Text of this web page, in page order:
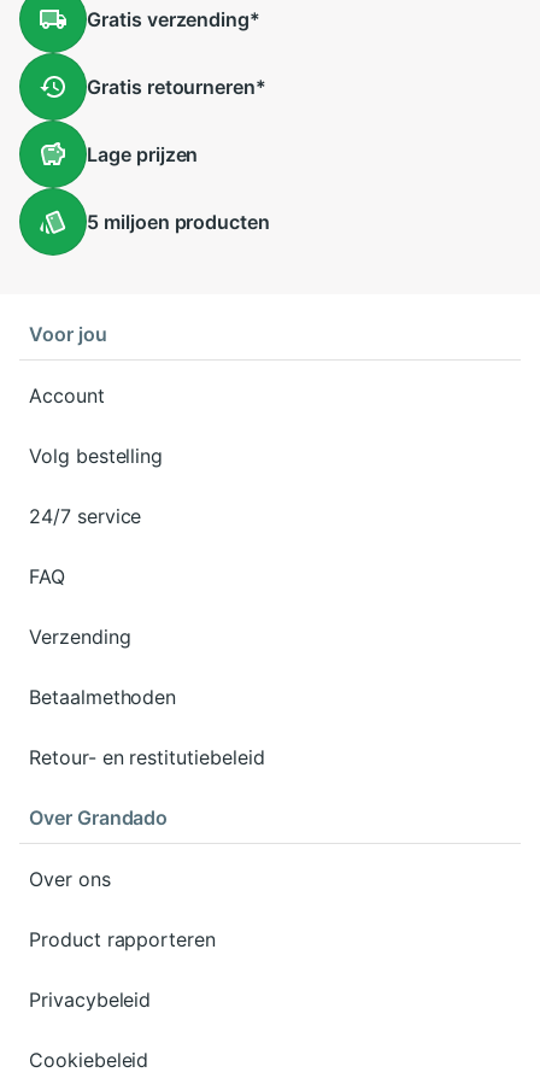
Gratis verzending*
Gratis retourneren*
Lageprijzen
5 miljoen producten
Voor jou
Account
Volg bestelling
24/7 service
FAQ
Verzending
Betaalmethoden
Retour- en restitutiebeleid
Over Grandado
Over ons
Product rapporteren
Privacybeleid
Cookiebeleid